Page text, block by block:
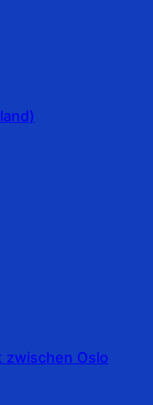
zwischen Oslo